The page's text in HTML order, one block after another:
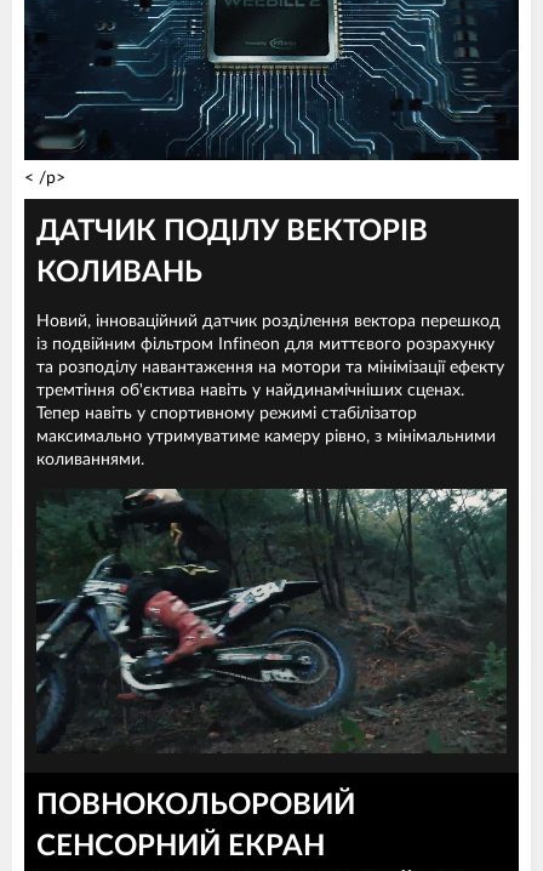
< /p>
ДАТЧИК ПОДІЛУ ВЕКТОРІВ
КОЛИВАНЬ
Новий, інноваційний датчик розділення вектора перешкод
із подвійним фільтром Infineon для миттєвого розрахунку
та розподілу навантаження на мотори та мінімізації ефекту
тремтіння об'єктива навіть у найдинамічніших сценах.
Тепер навіть у спортивному режимі стабілізатор
максимально утримуватиме камеру рівно, з мінімальними
коливаннями.
ПОВНОКОЛЬОРОВИЙ
СЕНСОРНИЙ ЕКРАН